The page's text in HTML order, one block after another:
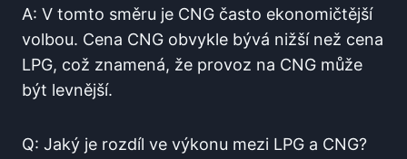
A: V tomto směru je CNG často ekonomičtější
volbou. Cena CNG obvykle bývá nižší než cena
LPG, což znamená, že provoz na CNG může
být levnější.
Q: Jaký je rozdíl ve výkonu mezi LPG a CNG?